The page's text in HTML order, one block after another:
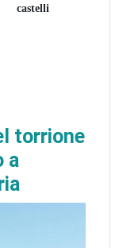
castelli
torrione
a